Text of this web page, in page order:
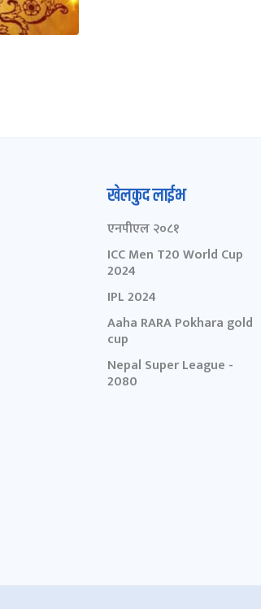
खेलकुद लाईभ
एनपीएल २०८१
ICC Men T20 World Cup
2024
IPL 2024
Aaha RARA Pokhara gold
cup
Nepal Super League -
2080